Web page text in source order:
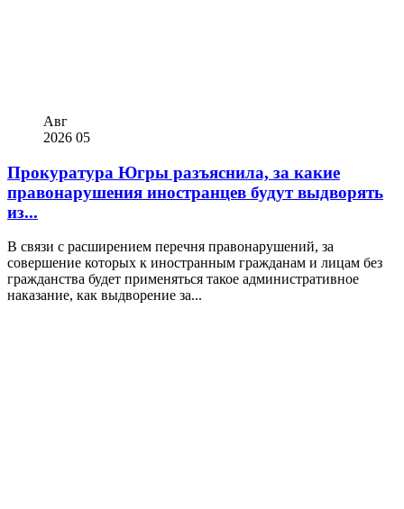
Авг
2026 05
Прокуратура Югры разъяснила, за какие
правонарушения иностранцев будут выдворять
из...
В связи с расширением перечня правонарушений, за
совершение которых к иностранным гражданам и лицам без
гражданства будет применяться такое административное
наказание, как выдворение за...